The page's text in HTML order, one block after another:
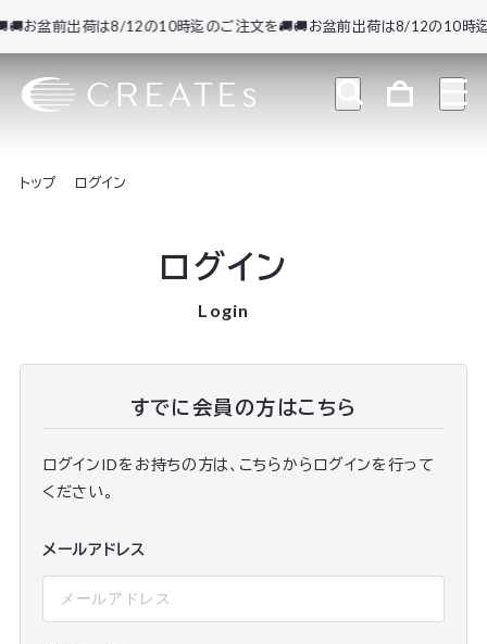
お盆前出荷は8/12の10時迄のご注文を🚚🚚お盆前出荷は8/12の10時迄
トップ ログイン
ログイン
Login
すでに会員の方はこちら
ログインIDをお持ちの方は、こちらからログインを行って
ください。
メールアドレス